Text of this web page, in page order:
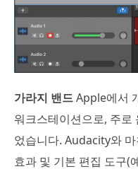
가라지 밴드Apple에서
워크스테이션으로, 주로
었습니다. Audacity와
효과 및 기본 편집 도구(